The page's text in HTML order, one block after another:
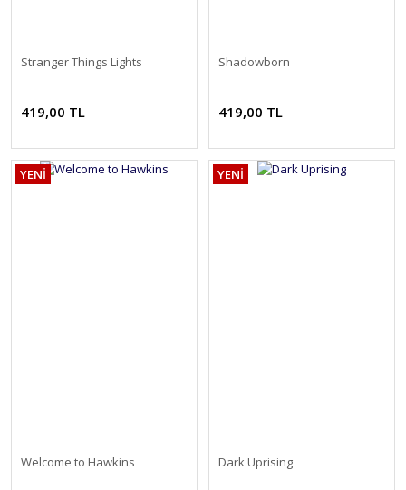
Stranger Things Lights
419,00 TL
Shadowborn
419,00 TL
YENİ
Welcome to Hawkins
YENİ
Dark Uprising